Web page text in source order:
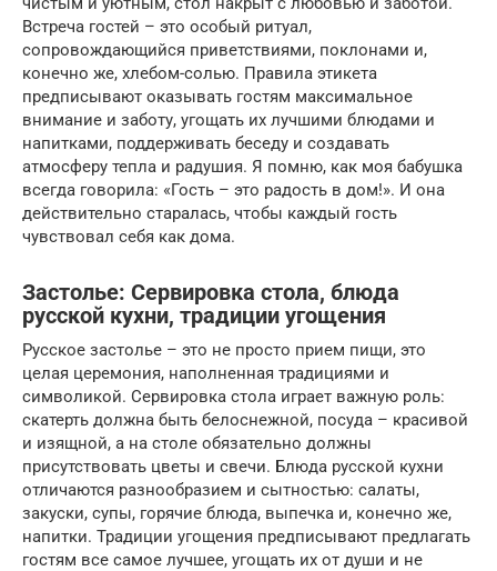
Встреча гостей – это особый ритуал,
сопровождающийся приветствиями, поклонами и,
конечно же, хлебом-солью. Правила этикета
предписывают оказывать гостям максимальное
внимание и заботу, угощать их лучшими блюдами и
напитками, поддерживать беседу и создавать
атмосферу тепла и радушия. Я помню, как моя бабушка
всегда говорила: «Гость – это радость в дом!». И она
действительно старалась, чтобы каждый гость
чувствовал себя как дома.
Застолье: Сервировка стола, блюда
русской кухни, традиции угощения
Русское застолье – это не просто прием пищи, это
целая церемония, наполненная традициями и
символикой. Сервировка стола играет важную роль:
скатерть должна быть белоснежной, посуда – красивой
и изящной, а на столе обязательно должны
присутствовать цветы и свечи. Блюда русской кухни
отличаются разнообразием и сытностью: салаты,
закуски, супы, горячие блюда, выпечка и, конечно же,
напитки. Традиции угощения предписывают предлагать
гостям все самое лучшее, угощать их от души и не